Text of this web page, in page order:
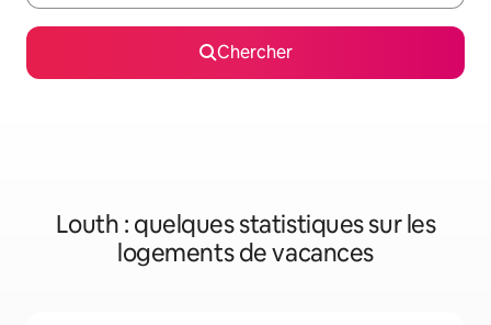
Chercher
Louth : quelques statistiques sur les
logements de vacances